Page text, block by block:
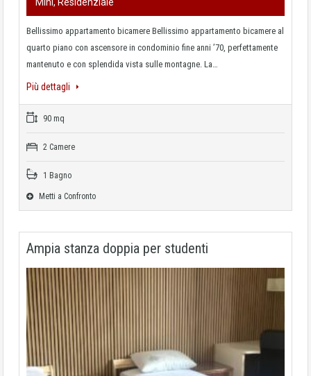
Bellissimo appartamento bicamere Bellissimo appartamento bicamere al
quarto piano con ascensore in condominio fine anni ’70, perfettamente
mantenuto e con splendida vista sulle montagne. La…
Più dettagli
90 mq
2 Camere
1 Bagno
Metti a Confronto
Ampia stanza doppia per studenti